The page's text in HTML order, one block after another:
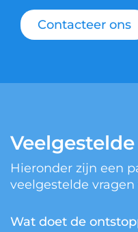
Contacteer ons
Hieronder zijn een
veelgestelde
Wat doet de